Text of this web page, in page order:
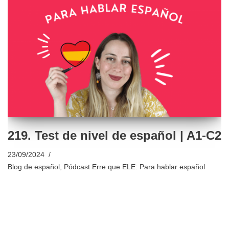
219. Test de nivel de español | A1-C2
23/09/2024
Blog de español , Pódcast Erre que ELE: Para hablar español